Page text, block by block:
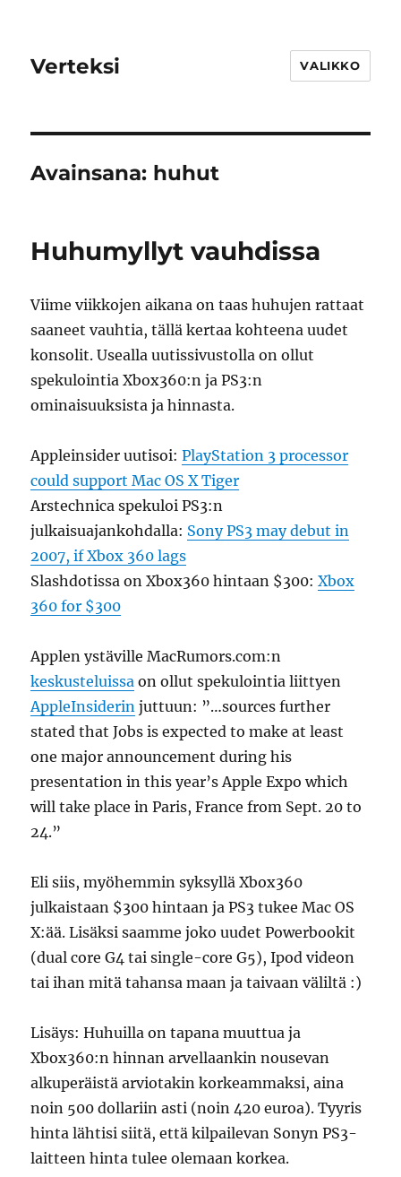
Verteksi VALIKKO
Avainsana: huhut
Huhumyllyt vauhdissa
Viime viikkojen aikana on taas huhujen rattaat
saaneet vauhtia, tällä kertaa kohteena uudet
konsolit. Usealla uutissivustolla on ollut
spekulointia Xbox360:n ja PS3:n
ominaisuuksista ja hinnasta.
Appleinsider uutisoi:PlayStation 3 processor
could support Mac OS X Tiger
Arstechnica spekuloi PS3:n
julkaisuajankohdalla: Sony PS3 may debut in
2007, if Xbox 360 lags
Slashdotissa on Xbox360 hintaan $300:Xbox
360 for $300
Applen ystäville MacRumors.com:n
keskusteluissa on ollut spekulointia liittyen
AppleInsiderin juttuun: ”…sources further
stated that Jobs is expected to make at least
one major announcement during his
presentation in this year’s Apple Expo which
will take place in Paris, France from Sept. 20 to
24.”
Eli siis, myöhemmin syksyllä Xbox360
julkaistaan $300 hintaan ja PS3 tukee Mac OS
X:ää. Lisäksi saamme joko uudet Powerbookit
(dual core G4 tai single-core G5), Ipod videon
tai ihan mitä tahansa maan ja taivaan väliltä :)
Lisäys: Huhuilla on tapana muuttua ja
Xbox360:n hinnan arvellaankin nousevan
alkuperäistä arviotakin korkeammaksi, aina
noin 500 dollariin asti (noin 420 euroa). Tyyris
hinta lähtisi siitä, että kilpailevan Sonyn PS3-
laitteen hinta tulee olemaan korkea.